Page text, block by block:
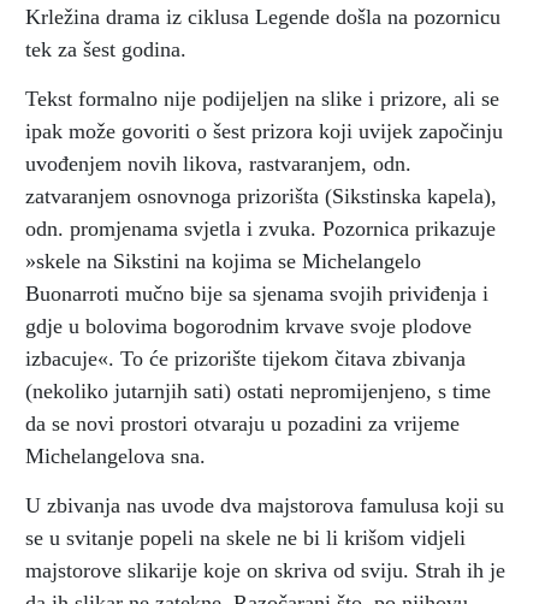
Krležina drama iz ciklusa Legende došla na pozornicu
tek za šest godina.
Tekst formalno nije podijeljen na slike i prizore, ali se
ipak može govoriti o šest prizora koji uvijek započinju
uvođenjem novih likova, rastvaranjem, odn.
zatvaranjem osnovnoga prizorišta (Sikstinska kapela),
odn. promjenama svjetla i zvuka. Pozornica prikazuje
»skele na Sikstini na kojima se Michelangelo
Buonarroti mučno bije sa sjenama svojih priviđenja i
gdje u bolovima bogorodnim krvave svoje plodove
izbacuje«. To će prizorište tijekom čitava zbivanja
(nekoliko jutarnjih sati) ostati nepromijenjeno, s time
da se novi prostori otvaraju u pozadini za vrijeme
Michelangelova sna.
U zbivanja nas uvode dva majstorova famulusa koji su
se u svitanje popeli na skele ne bi li krišom vidjeli
majstorove slikarije koje on skriva od sviju. Strah ih je